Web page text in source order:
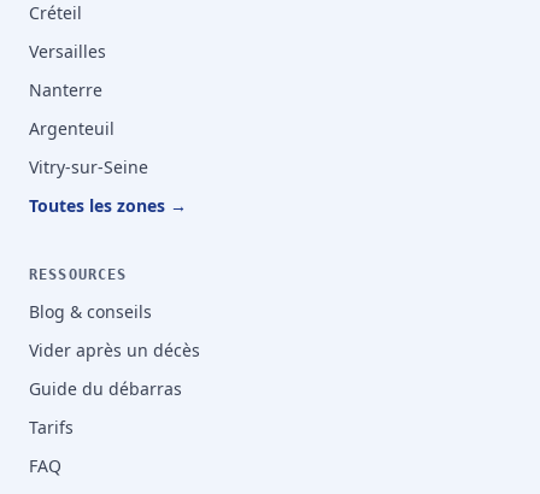
Créteil
Versailles
Nanterre
Argenteuil
Vitry-sur-Seine
Toutes les zones →
RESSOURCES
Blog & conseils
Vider après un décès
Guide du débarras
Tarifs
FAQ